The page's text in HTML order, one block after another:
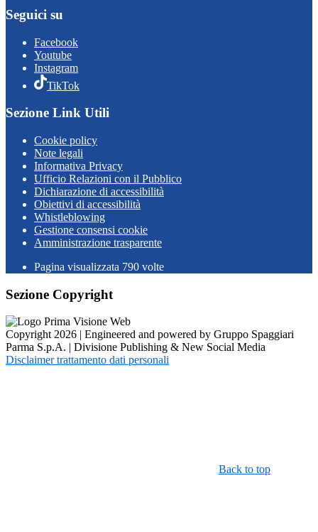
Seguici su
Facebook
Youtube
Instagram
TikTok
Sezione Link Utili
Cookie policy
Note legali
Informativa Privacy
Ufficio Relazioni con il Pubblico
Dichiarazione di accessibilità
Obiettivi di accessibilità
Whistleblowing
Gestione consensi cookie
Amministrazione trasparente
Pagina visualizzata 790 volte
Sezione Copyright
Copyright 2026 | Engineered and powered by Gruppo Spaggiari
Parma S.p.A. | Divisione Publishing & New Social Media
Disclaimer trattamento dati personali
Back to top